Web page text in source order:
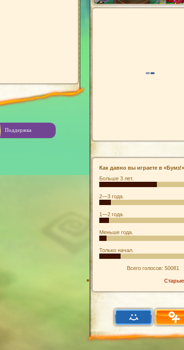
Поддержка
Как давно вы играете в
Больше 3 лет.
2—3 года.
1—2 года.
Меньше года.
Только начал.
Всего голосов: 50081